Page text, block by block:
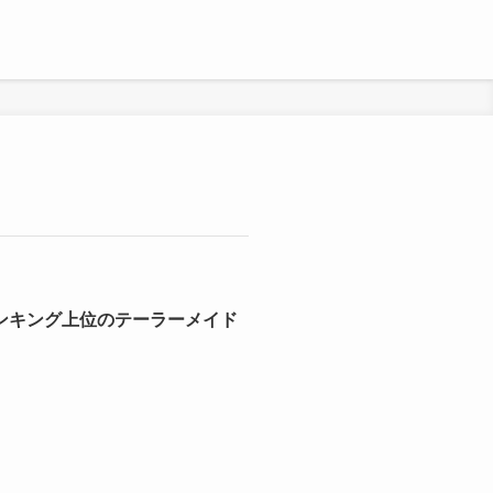
キング上位のテーラーメイド